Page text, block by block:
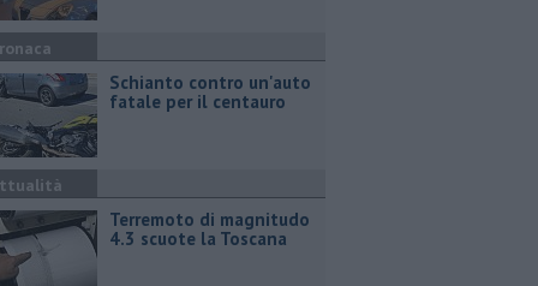
Schianto contro un'auto
fatale per il centauro
Terremoto di magnitudo
4.3 scuote la Toscana